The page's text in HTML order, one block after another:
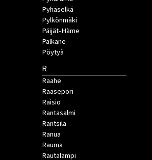
Pyhäselkä
Pylkönmäki
Päijät-Häme
Pälkäne
Pöytyä
R
Raahe
Raasepori
Raisio
Rantasalmi
Rantsila
Ranua
Rauma
Rautalampi